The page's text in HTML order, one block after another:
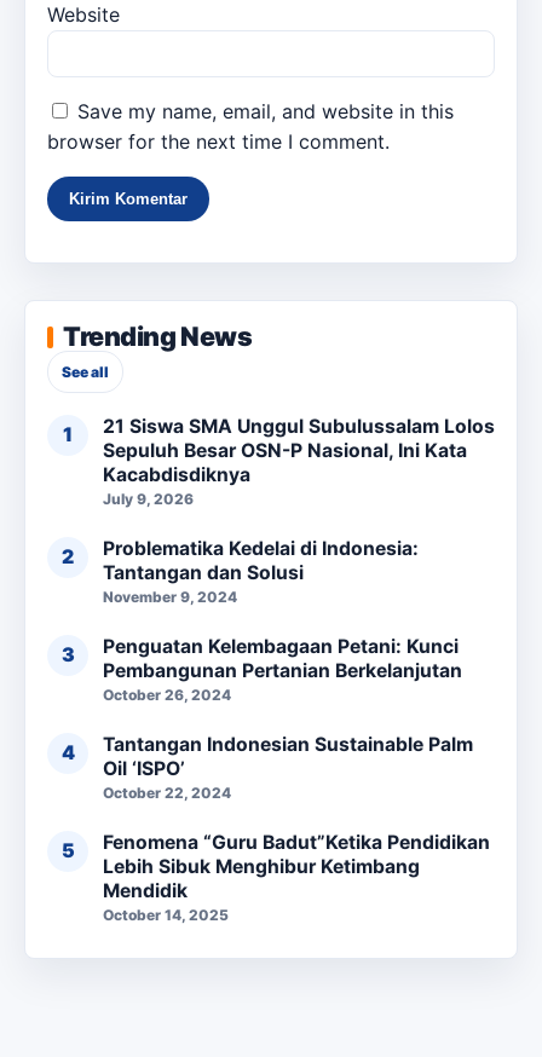
Website
Save my name, email, and website in this
browser for the next time I comment.
Trending News
See all
21 Siswa SMA Unggul Subulussalam Lolos
Sepuluh Besar OSN-P Nasional, Ini Kata
Kacabdisdiknya
July 9, 2026
Problematika Kedelai di Indonesia:
Tantangan dan Solusi
November 9, 2024
Penguatan Kelembagaan Petani: Kunci
Pembangunan Pertanian Berkelanjutan
October 26, 2024
Tantangan Indonesian Sustainable Palm
Oil ‘ISPO’
October 22, 2024
Fenomena “Guru Badut”Ketika Pendidikan
Lebih Sibuk Menghibur Ketimbang
Mendidik
October 14, 2025